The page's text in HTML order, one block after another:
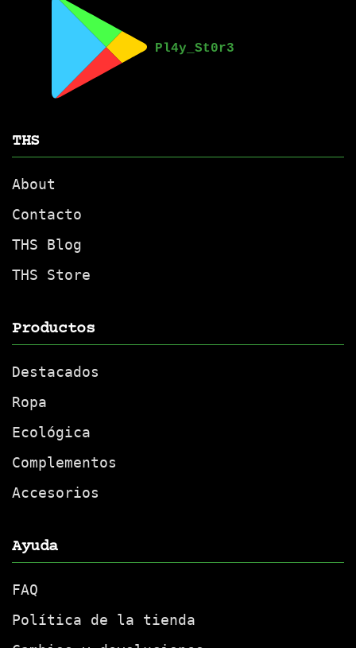
THS
About
Contacto
THS Blog
THS Store
Productos
Destacados
Ropa
Ecológica
Complementos
Accesorios
Ayuda
FAQ
Política de la tienda